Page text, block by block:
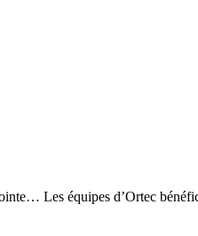
Les équipes d’Ortec